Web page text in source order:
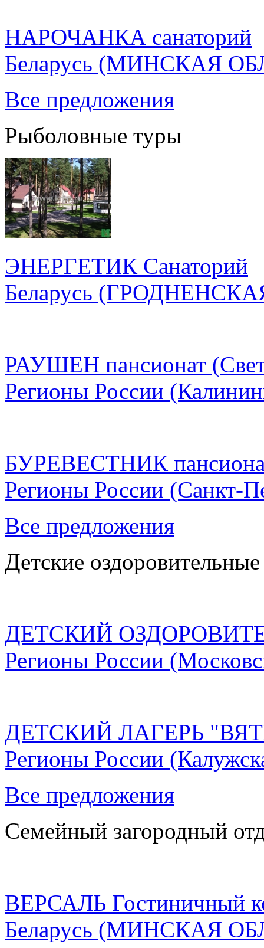
НАРОЧАНКА санаторий
Беларусь (МИНСКАЯ
Все предложения
Рыболовные туры
ЭНЕРГЕТИК Санаторий
Беларусь
РАУШЕН пансионат
Регионы России
БУРЕВЕСТНИК
Регионы России (Санкт-
Все предложения
Детские оздоровительные
ДЕТСКИЙ
Регионы России
ДЕТСКИЙ ЛАГЕРЬ
Регионы России
Все предложения
Семейный загородный
ВЕРСАЛЬ Гостиничный
Беларусь (МИНСКАЯ